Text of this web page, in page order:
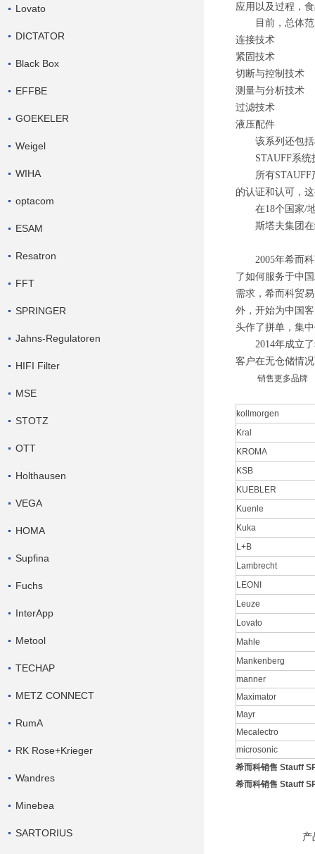
Lovato
DICTATOR
Black Box
EFFBE
GOEKELER
Weigel
WIHA
optacom
ESAM
Resatron
FFT
SPRINGER
Jahns-Regulatoren
HIFI Filter
MSE
STOTZ
OTT
Holthausen
VEGA
HOMA
Supfina
Fuchs
InterApp
Metool
TECHAP
METZ CONNECT
RumA
RK Rose+Krieger
Wandres
Minebea
SARTORIUS
应用以及过程，
目前，总体
连接技术
紧固技术
切断与控制技术
测量与分析技术
过滤技术
液压配件
该系列还包
STAUFF系
所有
的认证和认可，
在18个国家/
斯塔夫集团
2005年希而
了如何服务于中
需求，希而科贸
外，开始为中国
头作了拼单，集
2014年成立
客户在无仓储情
销售更多品牌
kollmorgen
Kral
KROMA
KSB
KUEBLER
Kuenle
Kuka
L+B
Lambrecht
LEONI
Leuze
Lovato
Mahle
Mankenberg
manner
Maximator
Mayr
Mecalectro
microsonic
希而科销售 Stauff
希而科销售 Stauff
产